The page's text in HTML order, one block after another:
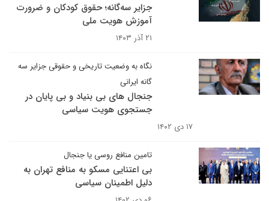
جزایر سه‌گانه؛ حقوق کودکان و ضرورت
آموزش هویت ملی
۲۱ آذر ۱۴۰۳
نگاه به وضعیت تاریخی و حقوقی جزایر سه
گانه ایرانی
جنجال های بی بنیاد و بی پایان در
جستجوی هویت سیاسی
۱۷ دی ۱۴۰۲
تامین منافع روسی یا جنجال
بی اعتنایی مسکو به منافع تهران به
دلیل اطمینان سیاسی